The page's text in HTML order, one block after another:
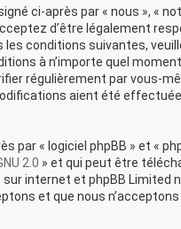
ci-après par « nous », «
d’être légalement
conditions suivantes,
à n’importe quel
régulièrement par vous-
aient été
par « logiciel phpBB » et «
2.0 » et qui peut être
internet et phpBB Limited
et que nous